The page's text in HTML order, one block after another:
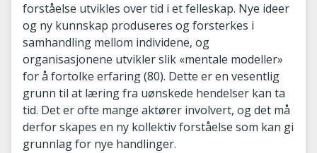
forståelse utvikles over tid i et felleskap. Nye ideer
og ny kunnskap produseres og forsterkes i
samhandling mellom individene, og
organisasjonene utvikler slik «mentale modeller»
for å fortolke erfaring (80). Dette er en vesentlig
grunn til at læring fra uønskede hendelser kan ta
tid. Det er ofte mange aktører involvert, og det må
derfor skapes en ny kollektiv forståelse som kan gi
grunnlag for nye handlinger.